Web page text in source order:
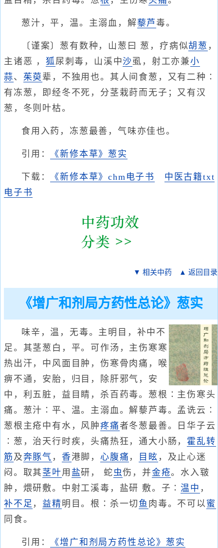
葱汁，平，温。主溺血，解藜芦毒。
〔谨案〕葱有数种，山葱曰 葱，疗病似胡葱 ，
主诸恶 ， 狐 尿刺毒，山溪中沙虱，射工亦兼小
蒜、 茱萸 辈，不独用也。其人间食葱，又有二种∶
有冻葱，即经冬不死，分茎栽莳而无子；又有汉
葱，冬则叶枯。
食用入药，冻葱最善，气味亦佳也。
引用： 《新修本草》葱实
下载： 《新修本草》chm电子书
中医古籍txt
电子书
▼ 相关中药 ▲ 返回目录
《增广和剂局方药性总论》葱实
味辛，温，无毒。主明目，补中不
足。其茎葱白，平。可作汤，主伤寒寒
热出汗，中风面目肿，伤寒骨肉痛，喉
痹不通，安胎，归目，除肝邪气，安
中，利五脏，益目睛，杀百药毒。葱根∶主伤寒头
痛。葱汁∶平、温。主溺血。解藜芦毒。孟诜云∶
葱根主疮中有水，风肿疼痛者冬葱最善。日华子云
∶葱，治天行时疾，头痛热狂，通大小肠， 霍乱转
筋 及 奔豚气 ， 香港脚， 心腹痛 ， 目眩 ，及止心迷
闷。取其 茎叶用 盐研， 蛇虫伤，并金疮。水入皲
肿，煨研敷。中射工溪毒，盐研 敷。子∶温中 ，
补不足 ， 益精明目。根∶杀一切 鱼 肉毒。不可以 蜜
同食。
引用： 《增广和剂局方药性总论》葱实